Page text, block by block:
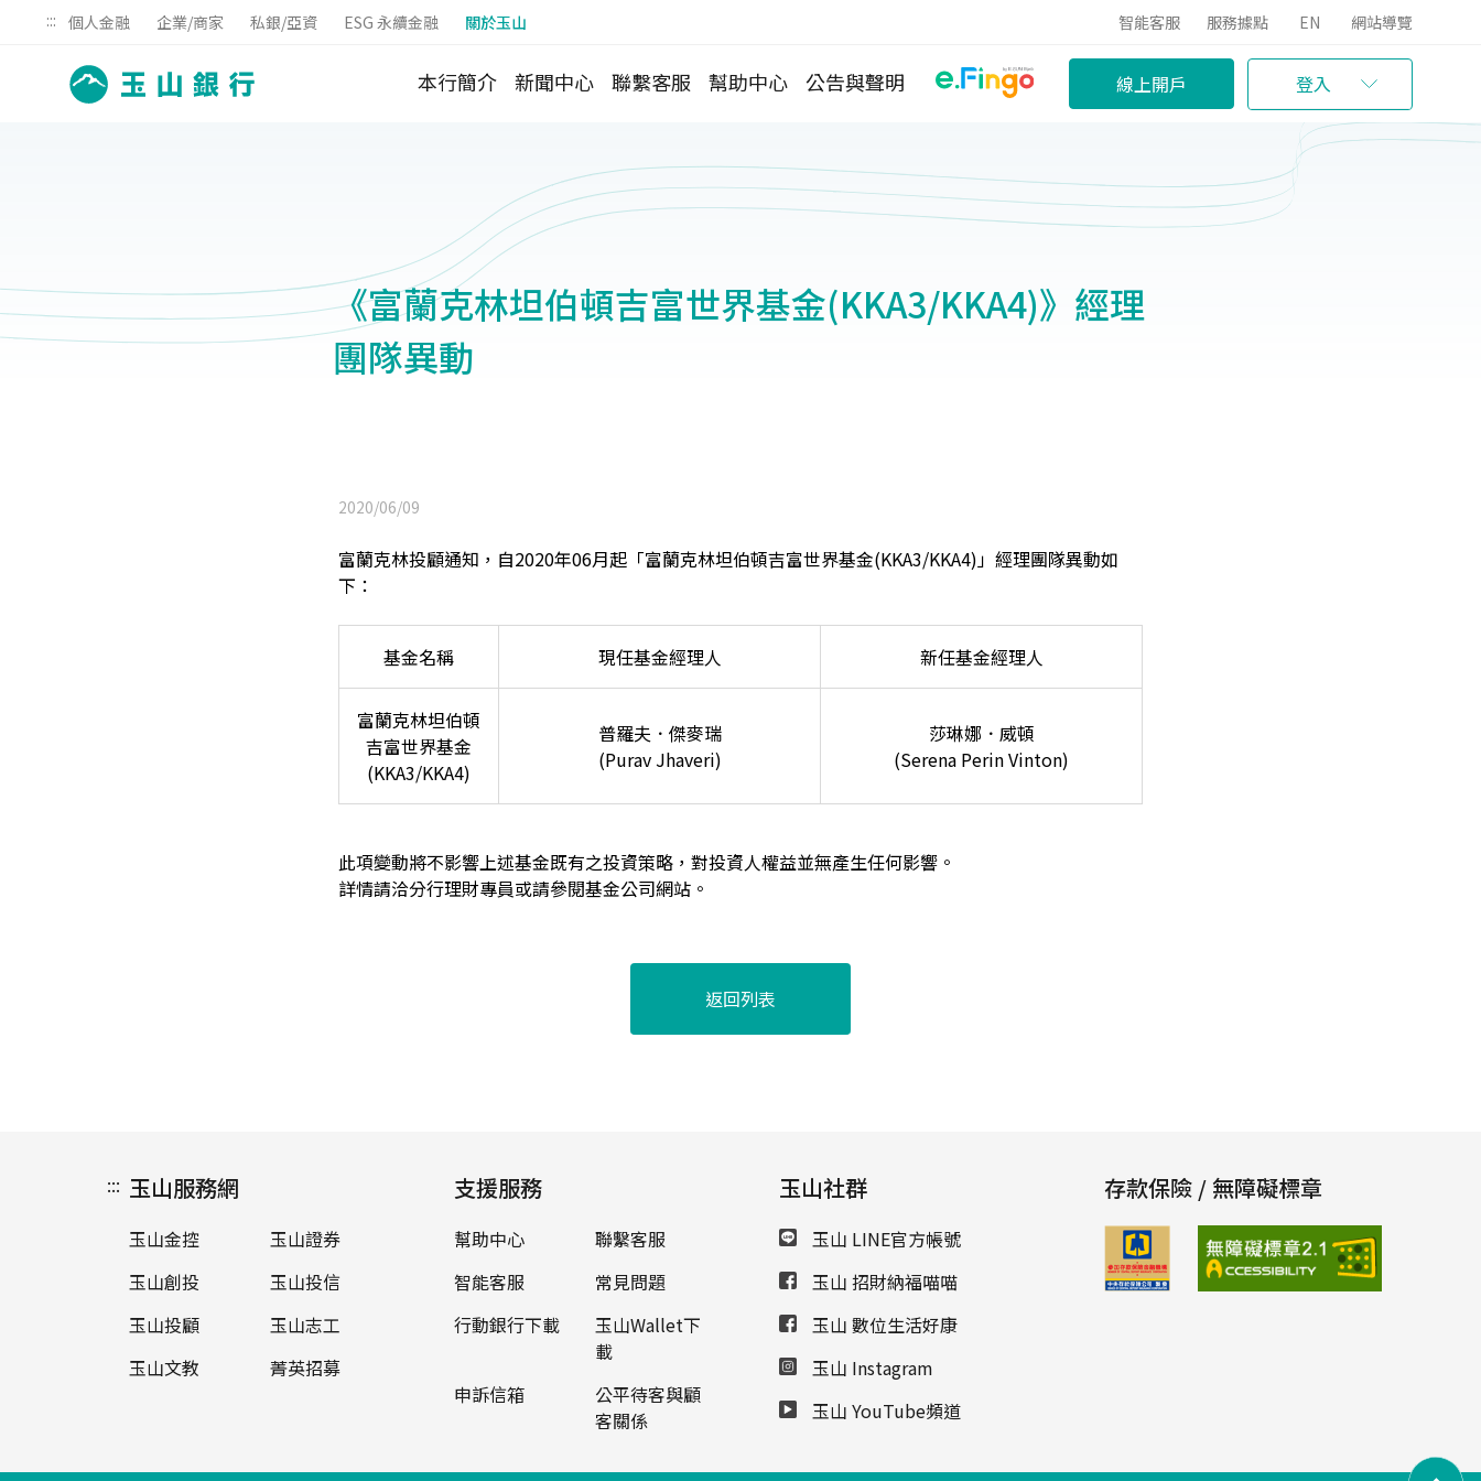
::: 個人金融 企業/商家 私銀/亞資 ESG 永續金融 關於玉山 智能客服 服務據點 EN 網站導覽
本行簡介 新聞中心 聯繫客服 幫助中心 公告與聲明 線上開戶 登入
《富蘭克林坦伯頓吉富世界基金(KKA3/KKA4)》經理
團隊異動
2020/06/09
富蘭克林投顧通知，自2020年06月起「富蘭克林坦伯頓吉富世界基金(KKA3/KKA4)」經理團隊異動如
下：
基金名稱 現任基金經理人 新任基金經理人
富蘭克林坦伯頓
吉富世界基金
(KKA3/KKA4)
普羅夫．傑麥瑞
(Purav Jhaveri)
莎琳娜．威頓
(Serena Perin Vinton)
此項變動將不影響上述基金既有之投資策略，對投資人權益並無產生任何影響。
詳情請洽分行理財專員或請參閱基金公司網站。
返回列表
::: 玉山服務網
玉山金控
玉山證券
玉山創投
玉山投信
玉山投顧
玉山志工
玉山文教
菁英招募
支援服務
幫助中心
聯繫客服
智能客服
常見問題
行動銀行下載
玉山Wallet下
載
申訴信箱
公平待客與顧
客關係
玉山社群
玉山 LINE官方帳號
玉山 招財納福喵喵
玉山 數位生活好康
玉山 Instagram
玉山 YouTube頻道
存款保險 / 無障礙標章